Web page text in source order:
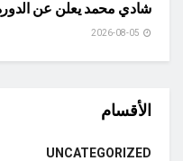
شادي محمد يعلن عن
الأقسام
UNCATEGORIZED